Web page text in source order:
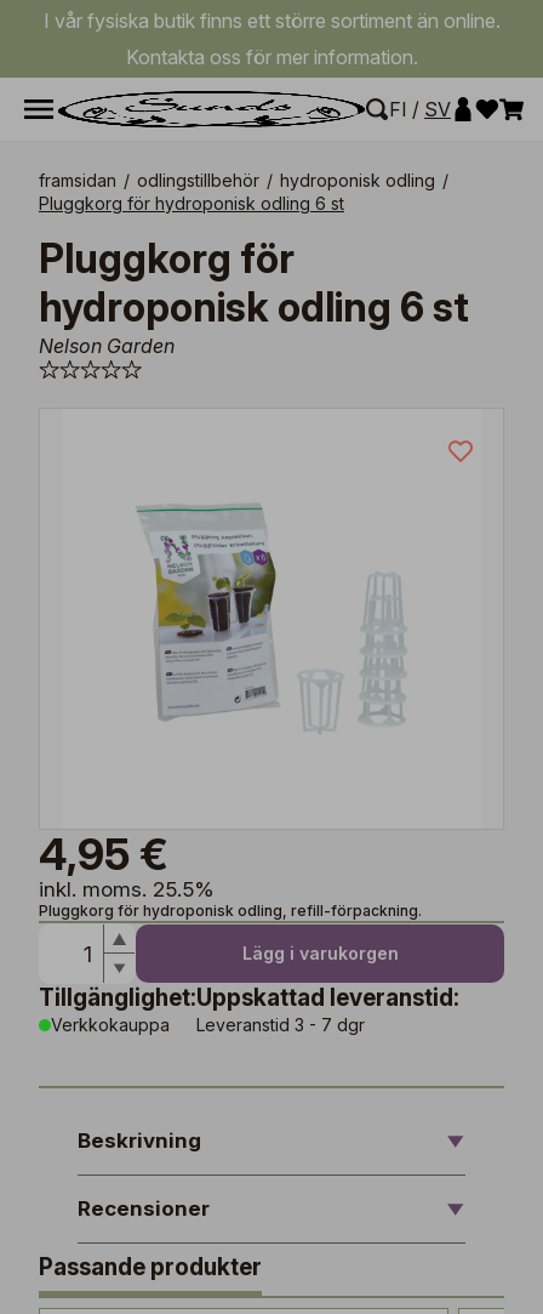
I vår fysiska butik finns ett större sortiment än online.
Kontakta oss för mer information.
FI / SV
framsidan / odlingstillbehör / hydroponisk odling /
Pluggkorg för hydroponisk odling 6 st
Pluggkorg för
hydroponisk odling 6 st
Nelson Garden
4,95 €
inkl. moms. 25.5%
Pluggkorg för hydroponisk odling, refill-förpackning.
Lägg i varukorgen
Tillgänglighet:
Verkkokauppa
Uppskattad leveranstid:
Leveranstid 3 - 7 dgr
Beskrivning
Recensioner
Passande produkter